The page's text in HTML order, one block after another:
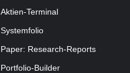
Aktien-Terminal
Systemfolio
Paper: Research-Reports
Portfolio-Builder